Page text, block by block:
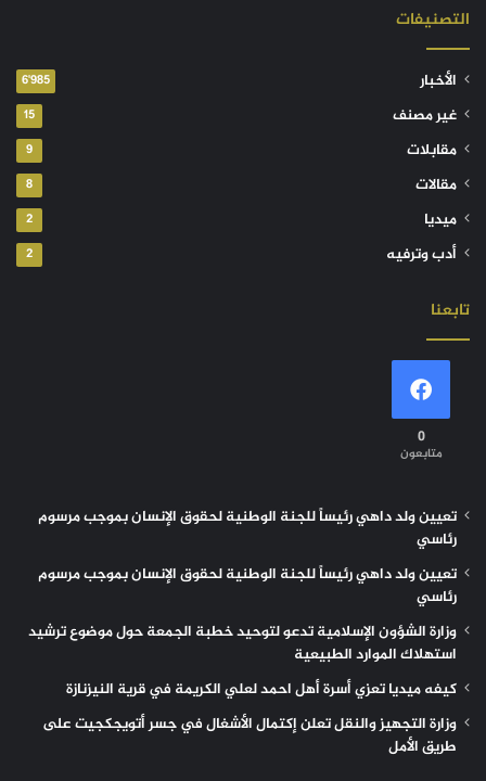
التصنيفات
الأخبار 6٬985
غير مصنف 15
مقابلات 9
مقالات 8
ميديا 2
أدب وترفيه 2
تابعنا
0
متابعون
تعيين ولد داهي رئيساً للجنة الوطنية لحقوق الإنسان بموجب مرسوم
رئاسي
تعيين ولد داهي رئيساً للجنة الوطنية لحقوق الإنسان بموجب مرسوم
رئاسي
وزارة الشؤون الإسلامية تدعو لتوحيد خطبة الجمعة حول موضوع ترشيد
استهلاك الموارد الطبيعية
كيفه ميديا تعزي أسرة أهل احمد لعلي الكريمة في قرية النيزنازة
وزارة التجهيز والنقل تعلن إكتمال الأشغال في جسر أتويجكجيت على
طريق الأمل